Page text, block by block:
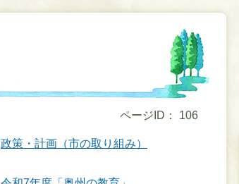
ページID： 106
政策・計画（市の取り組み）